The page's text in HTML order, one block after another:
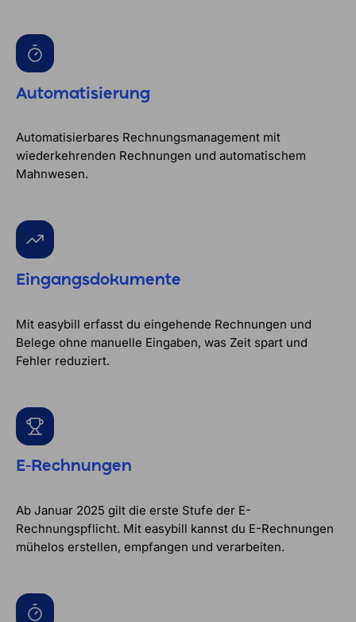
Automatisierung
Automatisierbares Rechnungsmanagement mit
wiederkehrenden Rechnungen und automatischem
Mahnwesen.
Eingangsdokumente
Mit easybill erfasst du eingehende Rechnungen und
Belege ohne manuelle Eingaben, was Zeit spart und
Fehler reduziert.
E-Rechnungen
Ab Januar 2025 gilt die erste Stufe der E-
Rechnungspflicht. Mit easybill kannst du E-Rechnungen
mühelos erstellen, empfangen und verarbeiten.